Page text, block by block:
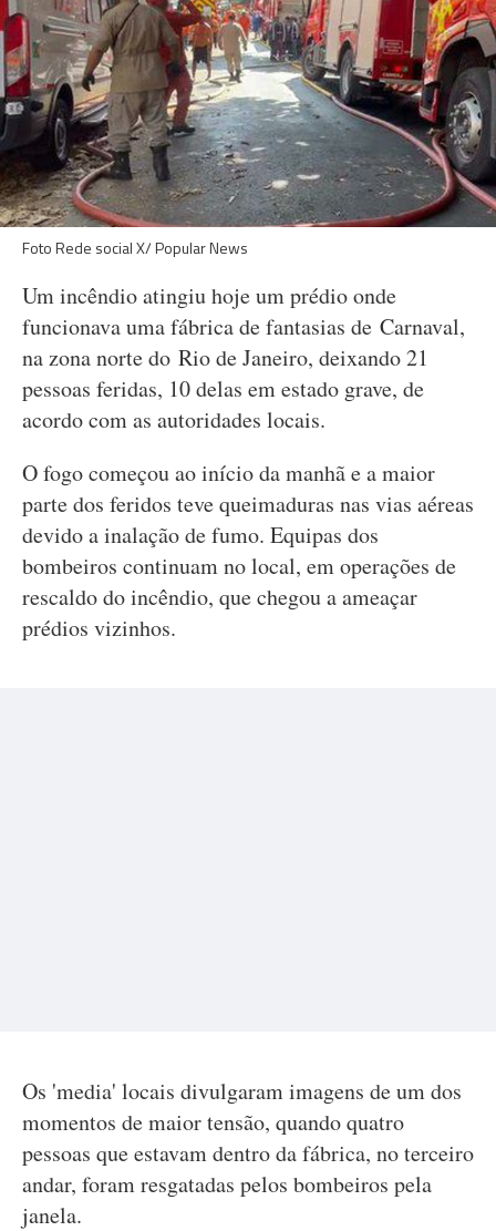
Foto Rede social X/ Popular News
Um incêndio atingiu hoje um prédio onde
funcionava uma fábrica de fantasias de Carnaval,
na zona norte do Rio de Janeiro, deixando 21
pessoas feridas, 10 delas em estado grave, de
acordo com as autoridades locais.
O fogo começou ao início da manhã e a maior
parte dos feridos teve queimaduras nas vias aéreas
devido a inalação de fumo. Equipas dos
bombeiros continuam no local, em operações de
rescaldo do incêndio, que chegou a ameaçar
prédios vizinhos.
Os 'media' locais divulgaram imagens de um dos
momentos de maior tensão, quando quatro
pessoas que estavam dentro da fábrica, no terceiro
andar, foram resgatadas pelos bombeiros pela
janela.